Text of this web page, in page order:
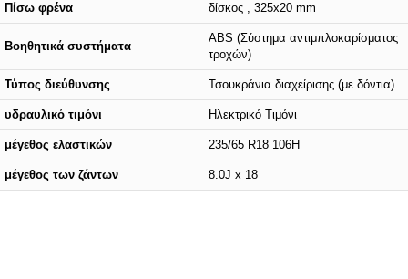
Πίσω φρένα δίσκος , 325x20 mm
Βοηθητικά συστήματα
ABS (Σύστημα αντιμπλοκαρίσματος
τροχών)
Τύπος διεύθυνσης Τσουκράνια διαχείρισης (με δόντια)
υδραυλικό τιμόνι Ηλεκτρικό Τιμόνι
μέγεθος ελαστικών 235/65 R18 106H
μέγεθος των ζάντων 8.0J x 18